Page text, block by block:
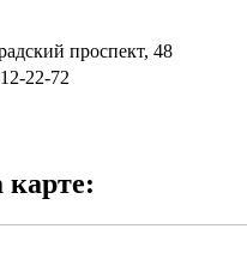
проспект, 48
22-72